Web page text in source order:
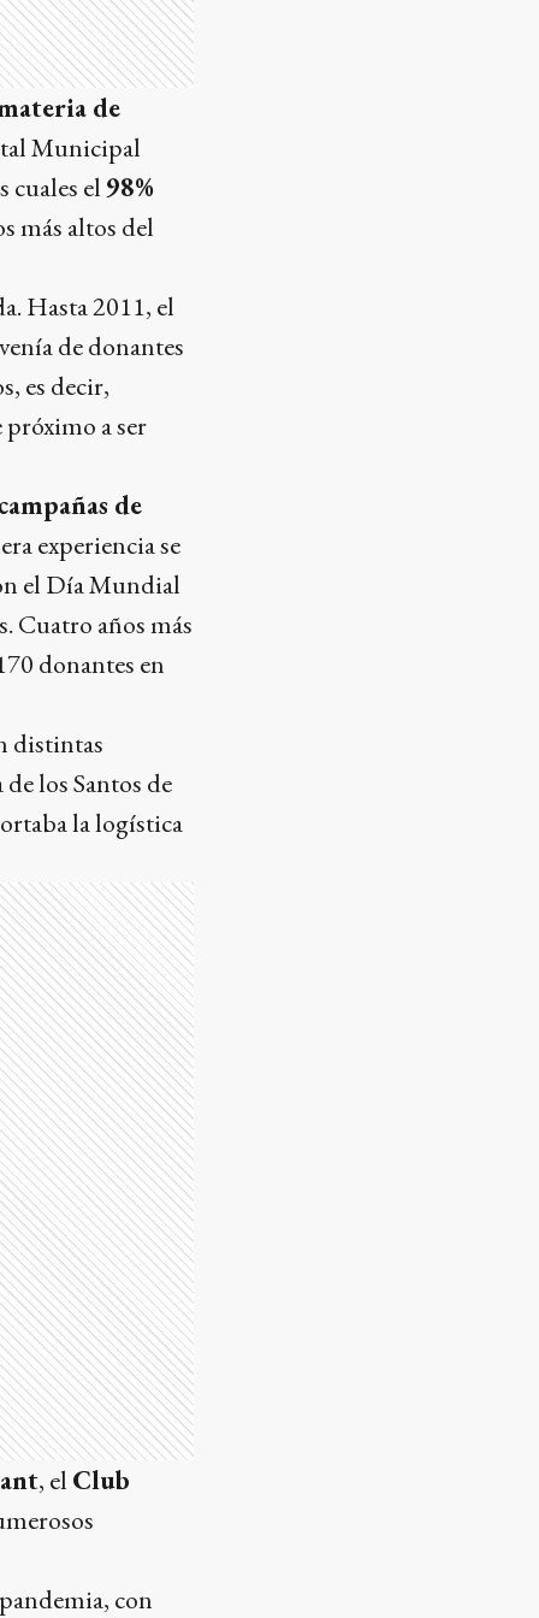
de
Municipal
cuales el 98%
más altos del
Hasta 2011, el
de donantes
es decir,
a ser
de
experiencia se
el Día Mundial
Cuatro años más
donantes en
distintas
los Santos de
la logística
, el Club
con